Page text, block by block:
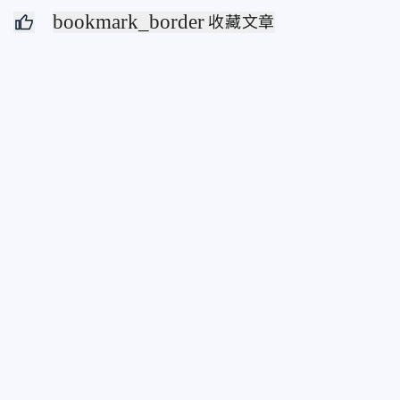
bookmark_border 收藏文章